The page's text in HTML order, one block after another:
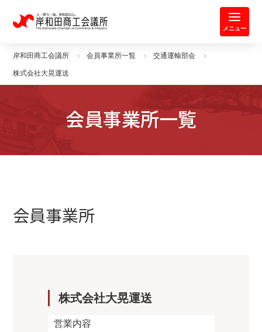
岸和田商工会議所 | 人・祭り・城。
メニュー
岸和田商工会議所 会員事業所一覧 交通運輸部会
株式会社大晃運送
会員事業所一覧
会員事業所
株式会社大晃運送
営業内容